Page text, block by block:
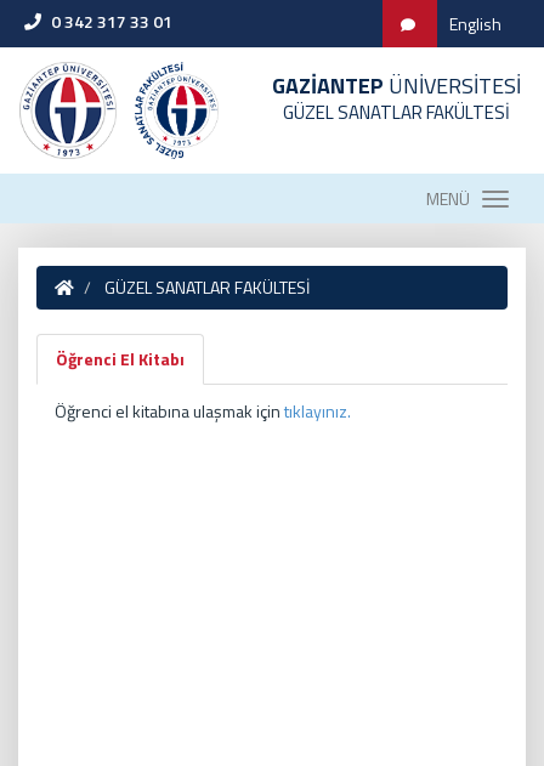
0 342 317 33 01 English
GAZİANTEP ÜNİVERSİTESİ
GÜZEL SANATLAR FAKÜLTESİ
MENÜ
GÜZEL SANATLAR FAKÜLTESİ
Öğrenci El Kitabı
Öğrenci el kitabına ulaşmak içintıklayınız.